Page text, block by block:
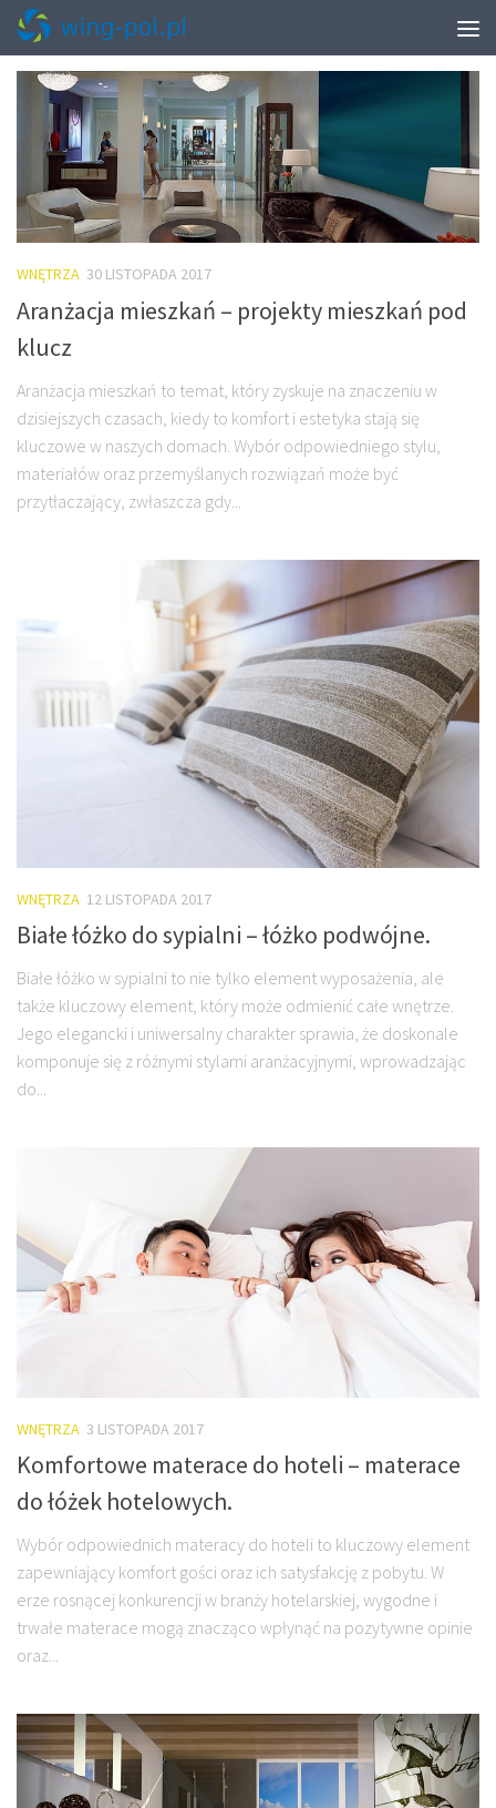
TAGGED:SZAFY WNĘKOWE NA WYMIAR
WNĘTRZA 30 LISTOPADA 2017
Aranżacja mieszkań – projekty mieszkań pod
klucz
Aranżacja mieszkań to temat, który zyskuje na znaczeniu w
dzisiejszych czasach, kiedy to komfort i estetyka stają się
kluczowe w naszych domach. Wybór odpowiedniego stylu,
materiałów oraz przemyślanych rozwiązań może być
przytłaczający, zwłaszcza gdy...
WNĘTRZA 12 LISTOPADA 2017
Białe łóżko do sypialni – łóżko podwójne.
Białe łóżko w sypialni to nie tylko element wyposażenia, ale
także kluczowy element, który może odmienić całe wnętrze.
Jego elegancki i uniwersalny charakter sprawia, że doskonale
komponuje się z różnymi stylami aranżacyjnymi, wprowadzając
do...
WNĘTRZA 3 LISTOPADA 2017
Komfortowe materace do hoteli – materace
do łóżek hotelowych.
Wybór odpowiednich materacy do hoteli to kluczowy element
zapewniający komfort gości oraz ich satysfakcję z pobytu. W
erze rosnącej konkurencji w branży hotelarskiej, wygodne i
trwałe materace mogą znacząco wpłynąć na pozytywne opinie
oraz...